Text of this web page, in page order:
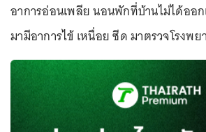
อาการอ่อนเพลีย นอนพักที่บ้านไม่ได้ออ
มามีอาการไข้ เหนื่อย ซีด มาตรวจโรงพ